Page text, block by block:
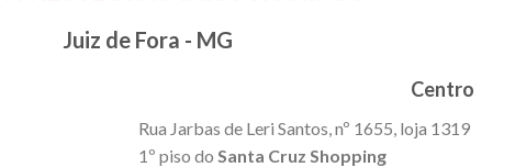
Juiz de Fora - MG
Centro
Rua Jarbas de Leri Santos, nº 1655, loja 1319
1º piso do Santa Cruz Shopping